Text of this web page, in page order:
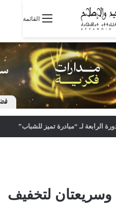
القائمة
الرابعة لـ “مبادرة تميز للشباب”
لتخفيف